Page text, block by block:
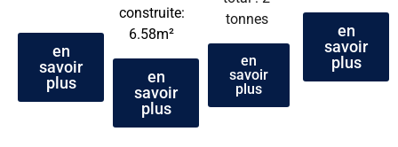
en
savoir
plus
construite:
6.58m²
en
savoir
plus
tonnes
en
savoir
plus
en
savoir
plus